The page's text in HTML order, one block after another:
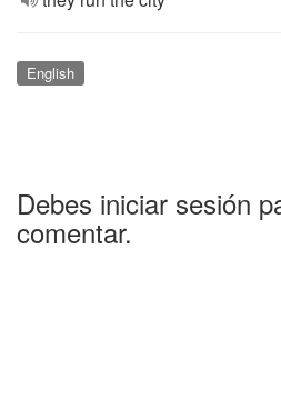
English
Debes iniciar sesión
comentar.